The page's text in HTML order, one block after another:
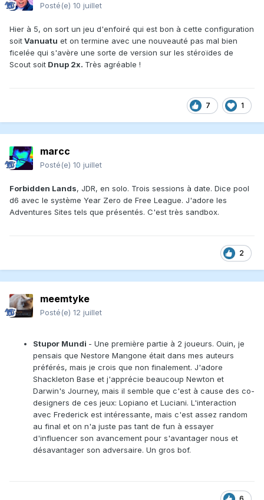
Posté(e) 10 juillet
Hier à 5, on sort un jeu d'enfoiré qui est bon à cette configuration
soitVanuatu et on termine avec une nouveauté pas mal bien
ficelée qui s'avère une sorte de version sur les stéroïdes de
Scout soit Dnup 2x. Très agréable !
7 1
marcc
Posté(e) 10 juillet
Forbidden Lands, JDR, en solo. Trois sessions à date. Dice pool
d6 avec le système Year Zero de Free League. J'adore les
Adventures Sites tels que présentés. C'est très sandbox.
2
meemtyke
Posté(e) 12 juillet
Stupor Mundi - Une première partie à 2 joueurs. Ouin, je
pensais que Nestore Mangone était dans mes auteurs
préférés, mais je crois que non finalement. J'adore
Shackleton Base et j'apprécie beaucoup Newton et
Darwin's Journey, mais il semble que c'est à cause des co-
designers de ces jeux: Lopiano et Luciani. L'interaction
avec Frederick est intéressante, mais c'est assez random
au final et on n'a juste pas tant de fun à essayer
d'influencer son avancement pour s'avantager nous et
désavantager son adversaire. Un gros bof.